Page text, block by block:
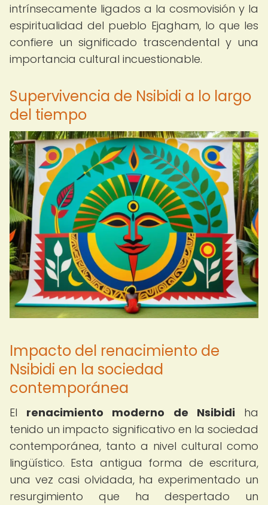
intrínsecamente ligados a la cosmovisión y la
espiritualidad del pueblo Ejagham, lo que les
confiere un significado trascendental y una
importancia cultural incuestionable.
Supervivencia de Nsibidi a lo largo
del tiempo
Impacto del renacimiento de
Nsibidi en la sociedad
contemporánea
El renacimiento moderno de Nsibidiha
tenido un impacto significativo en la sociedad
contemporánea, tanto a nivel cultural como
lingüístico. Esta antigua forma de escritura,
una vez casi olvidada, ha experimentado un
resurgimiento que ha despertado un